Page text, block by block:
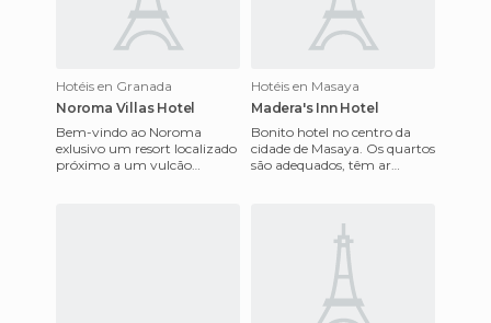
Hotéis en Granada
Noroma Villas Hotel
Bem-vindo ao Noroma
exlusivo um resort localizado
próximo a um vulcão
Hotéis en Masaya
Madera's Inn Hotel
Bonito hotel no centro da
cidade de Masaya. Os quartos
são adequados, têm ar